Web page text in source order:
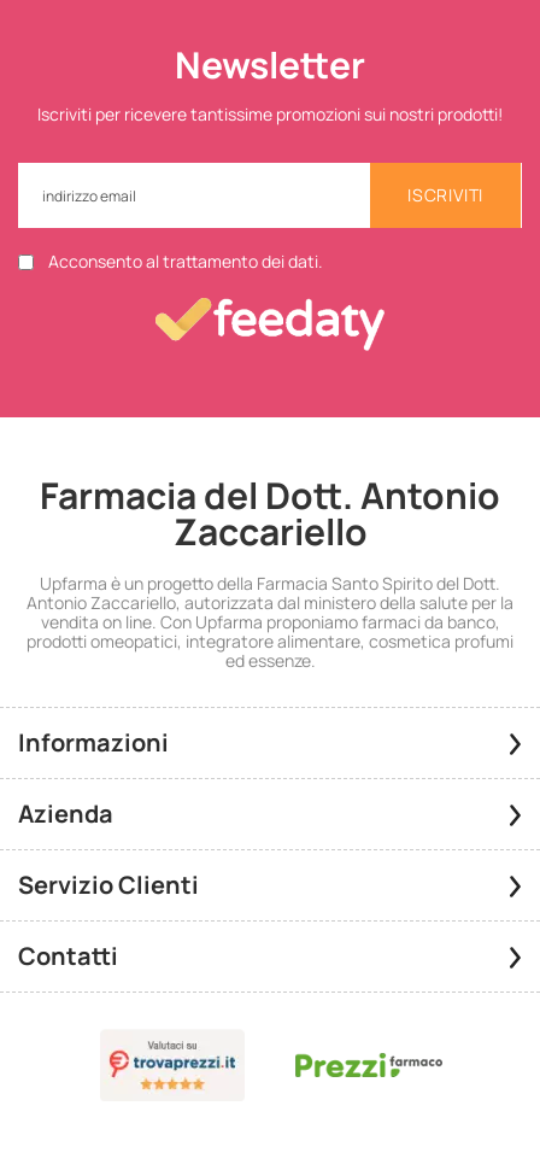
Newsletter
Iscriviti per ricevere tantissime promozioni sui nostri prodotti!
ISCRIVITI
Acconsento al trattamento dei dati.
Farmacia del Dott. Antonio
Zaccariello
Upfarma è un progetto della Farmacia Santo Spirito del Dott.
Antonio Zaccariello, autorizzata dal ministero della salute per la
vendita on line. Con Upfarma proponiamo farmaci da banco,
prodotti omeopatici, integratore alimentare, cosmetica profumi
ed essenze.
Informazioni
Azienda
Servizio Clienti
Contatti